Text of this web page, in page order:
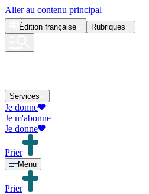
Aller au contenu principal
Édition française Rubriques
Services
Je donne
Je m'abonne
Je donne
Prier
Menu
Prier